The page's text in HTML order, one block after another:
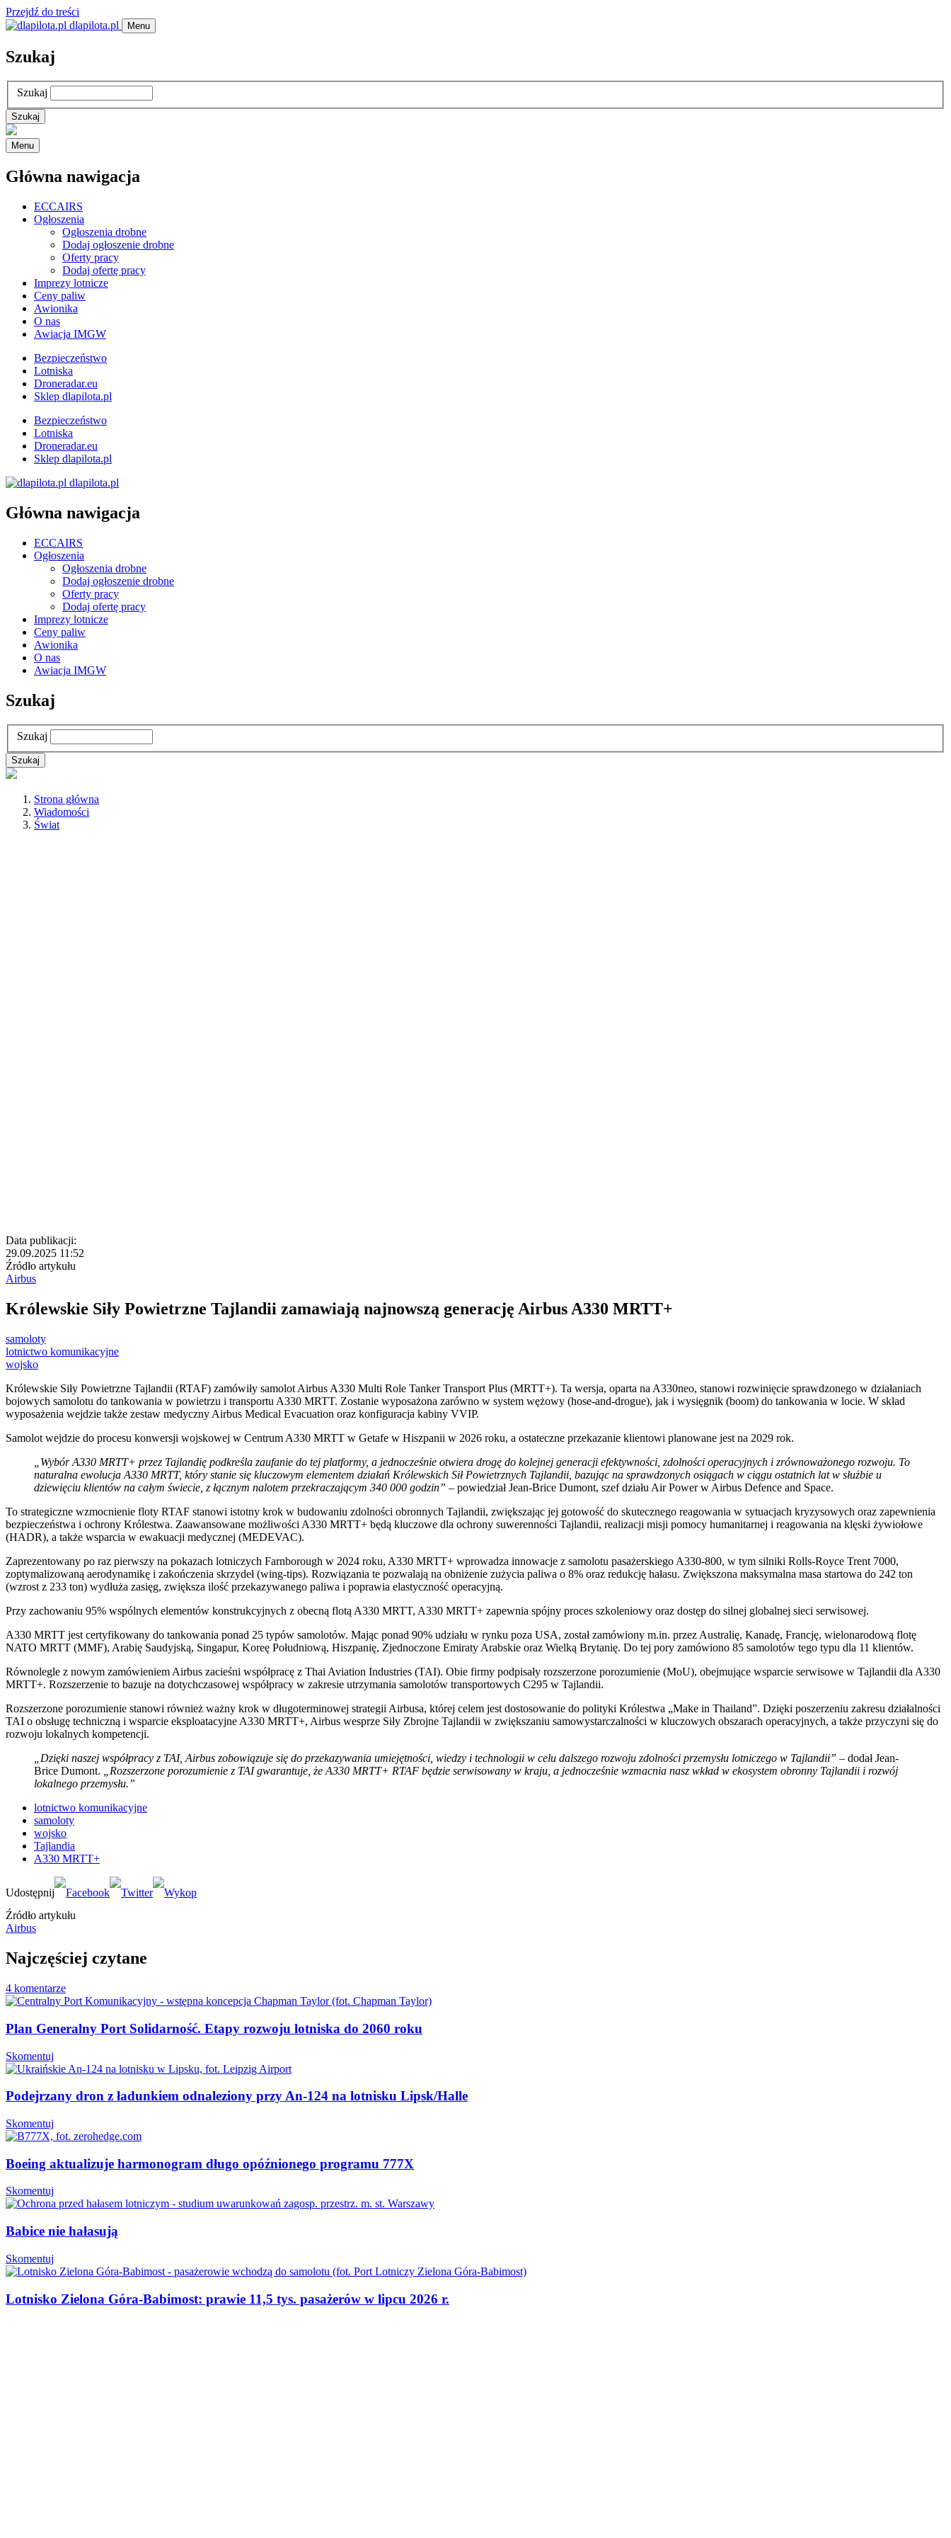
Przejdź do treści
dlapilota.pl
Menu
Szukaj
Szukaj
Menu
Główna nawigacja
ECCAIRS
Ogłoszenia
Ogłoszenia drobne
Dodaj ogłoszenie drobne
Oferty pracy
Dodaj ofertę pracy
Imprezy lotnicze
Ceny paliw
Awionika
O nas
Awiacja IMGW
Bezpieczeństwo
Lotniska
Droneradar.eu
Sklep dlapilota.pl
Bezpieczeństwo
Lotniska
Droneradar.eu
Sklep dlapilota.pl
dlapilota.pl
Główna nawigacja
ECCAIRS
Ogłoszenia
Ogłoszenia drobne
Dodaj ogłoszenie drobne
Oferty pracy
Dodaj ofertę pracy
Imprezy lotnicze
Ceny paliw
Awionika
O nas
Awiacja IMGW
Szukaj
Szukaj
Strona główna
Wiadomości
Świat
Data publikacji:
29.09.2025 11:52
Źródło artykułu
Airbus
Królewskie Siły Powietrzne Tajlandii zamawiają najnowszą generację Airbus A330 MRTT+
samoloty
lotnictwo komunikacyjne
wojsko
Królewskie Siły Powietrzne Tajlandii (RTAF) zamówiły samolot Airbus A330 Multi Role Tanker Transport Plus (MRTT+). Ta wersja, oparta na A330neo, stanowi rozwinięcie sprawdzonego w działaniach
bojowych samolotu do tankowania w powietrzu i transportu A330 MRTT. Zostanie wyposażona zarówno w system wężowy (hose-and-drogue), jak i wysięgnik (boom) do tankowania w locie. W skład
wyposażenia wejdzie także zestaw medyczny Airbus Medical Evacuation oraz konfiguracja kabiny VVIP.
Samolot wejdzie do procesu konwersji wojskowej w Centrum A330 MRTT w Getafe w Hiszpanii w 2026 roku, a ostateczne przekazanie klientowi planowane jest na 2029 rok.
„Wybór A330 MRTT+ przez Tajlandię podkreśla zaufanie do tej platformy, a jednocześnie otwiera drogę do kolejnej generacji efektywności, zdolności operacyjnych i zrównoważonego rozwoju. To
naturalna ewolucja A330 MRTT, który stanie się kluczowym elementem działań Królewskich Sił Powietrznych Tajlandii, bazując na sprawdzonych osiągach w ciągu ostatnich lat w służbie u
dziewięciu klientów na całym świecie, z łącznym nalotem przekraczającym 340 000 godzin” – powiedział Jean-Brice Dumont, szef działu Air Power w Airbus Defence and Space.
To strategiczne wzmocnienie floty RTAF stanowi istotny krok w budowaniu zdolności obronnych Tajlandii, zwiększając jej gotowość do skutecznego reagowania w sytuacjach kryzysowych oraz zapewnienia
bezpieczeństwa i ochrony Królestwa. Zaawansowane możliwości A330 MRTT+ będą kluczowe dla ochrony suwerenności Tajlandii, realizacji misji pomocy humanitarnej i reagowania na klęski żywiołowe
(HADR), a także wsparcia w ewakuacji medycznej (MEDEVAC).
Zaprezentowany po raz pierwszy na pokazach lotniczych Farnborough w 2024 roku, A330 MRTT+ wprowadza innowacje z samolotu pasażerskiego A330-800, w tym silniki Rolls-Royce Trent 7000,
zoptymalizowaną aerodynamikę i zakończenia skrzydeł (wing-tips). Rozwiązania te pozwalają na obniżenie zużycia paliwa o 8% oraz redukcję hałasu. Zwiększona maksymalna masa startowa do 242 ton
(wzrost z 233 ton) wydłuża zasięg, zwiększa ilość przekazywanego paliwa i poprawia elastyczność operacyjną.
Przy zachowaniu 95% wspólnych elementów konstrukcyjnych z obecną flotą A330 MRTT, A330 MRTT+ zapewnia spójny proces szkoleniowy oraz dostęp do silnej globalnej sieci serwisowej.
A330 MRTT jest certyfikowany do tankowania ponad 25 typów samolotów. Mając ponad 90% udziału w rynku poza USA, został zamówiony m.in. przez Australię, Kanadę, Francję, wielonarodową flotę
NATO MRTT (MMF), Arabię Saudyjską, Singapur, Koreę Południową, Hiszpanię, Zjednoczone Emiraty Arabskie oraz Wielką Brytanię. Do tej pory zamówiono 85 samolotów tego typu dla 11 klientów.
Równolegle z nowym zamówieniem Airbus zacieśni współpracę z Thai Aviation Industries (TAI). Obie firmy podpisały rozszerzone porozumienie (MoU), obejmujące wsparcie serwisowe w Tajlandii dla A330
MRTT+. Rozszerzenie to bazuje na dotychczasowej współpracy w zakresie utrzymania samolotów transportowych C295 w Tajlandii.
Rozszerzone porozumienie stanowi również ważny krok w długoterminowej strategii Airbusa, której celem jest dostosowanie do polityki Królestwa „Make in Thailand”. Dzięki poszerzeniu zakresu działalności
TAI o obsługę techniczną i wsparcie eksploatacyjne A330 MRTT+, Airbus wesprze Siły Zbrojne Tajlandii w zwiększaniu samowystarczalności w kluczowych obszarach operacyjnych, a także przyczyni się do
rozwoju lokalnych kompetencji.
„Dzięki naszej współpracy z TAI, Airbus zobowiązuje się do przekazywania umiejętności, wiedzy i technologii w celu dalszego rozwoju zdolności przemysłu lotniczego w Tajlandii” – dodał Jean-
Brice Dumont.
„Rozszerzone porozumienie z TAI gwarantuje, że A330 MRTT+ RTAF będzie serwisowany w kraju, a jednocześnie wzmacnia nasz wkład w ekosystem obronny Tajlandii i rozwój
lokalnego przemysłu.”
lotnictwo komunikacyjne
samoloty
wojsko
Tajlandia
A330 MRTT+
Źródło artykułu
Airbus
Najczęściej czytane
4 komentarze
Plan Generalny Port Solidarność. Etapy rozwoju lotniska do 2060 roku
Skomentuj
Podejrzany dron z ładunkiem odnaleziony przy An-124 na lotnisku Lipsk/Halle
Skomentuj
Boeing aktualizuje harmonogram długo opóźnionego programu 777X
Skomentuj
Babice nie hałasują
Skomentuj
Lotnisko Zielona Góra-Babimost: prawie 11,5 tys. pasażerów w lipcu 2026 r.